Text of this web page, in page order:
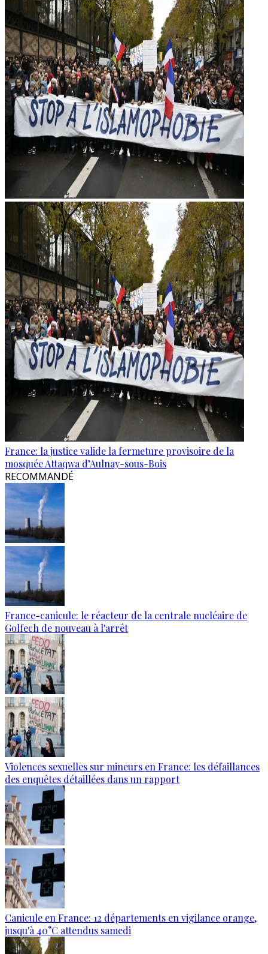
France: la justice valide la fermeture provisoire de la
mosquée Attaqwa d’Aulnay-sous-Bois
RECOMMANDÉ
France-canicule: le réacteur de la centrale nucléaire de
Golfech de nouveau à l'arrêt
Violences sexuelles sur mineurs en France: les défaillances
des enquêtes détaillées dans un rapport
Canicule en France: 12 départements en vigilance orange,
jusqu'à 40°C attendus samedi